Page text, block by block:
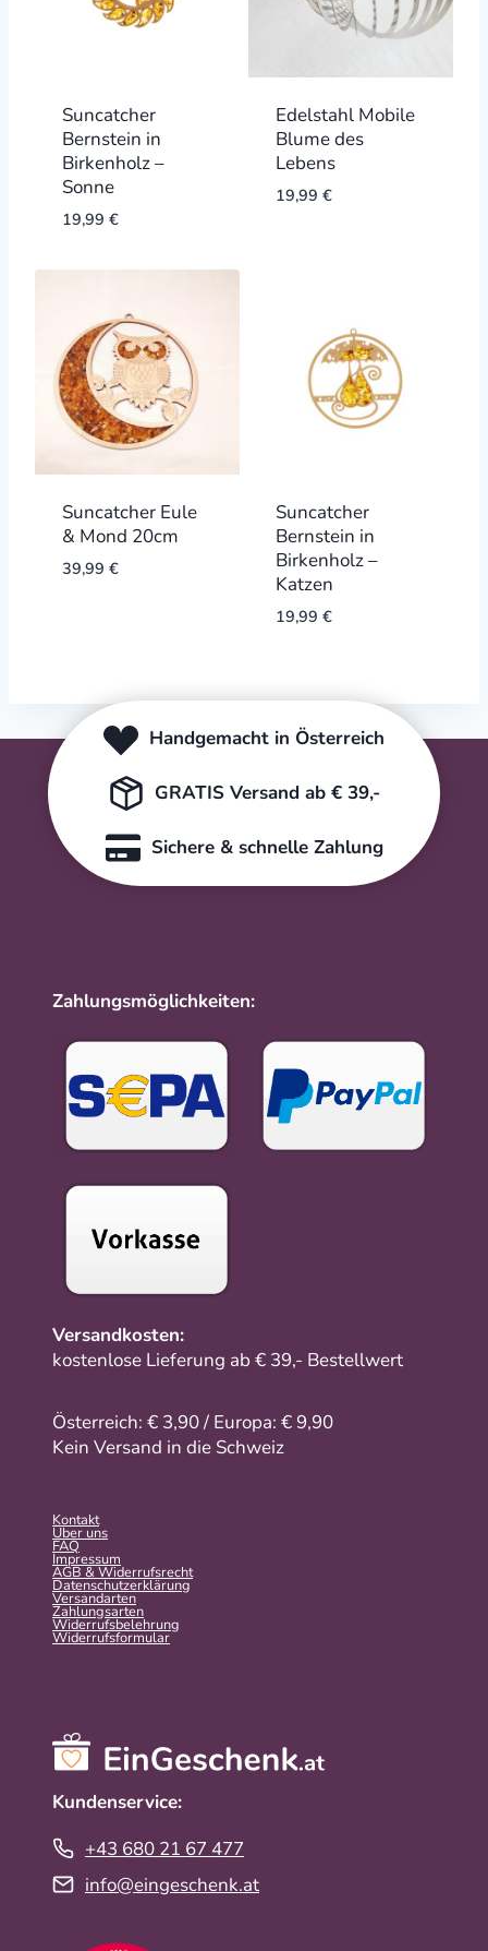
Suncatcher
Bernstein in
Birkenholz –
Sonne
19,99 €
Edelstahl Mobile
Blume des
Lebens
19,99 €
Suncatcher Eule
& Mond 20cm
39,99 €
Suncatcher
Bernstein in
Birkenholz –
Katzen
19,99 €
Handgemacht in Österreich
GRATIS Versand ab € 39,-
Sichere & schnelle Zahlung
Zahlungsmöglichkeiten:
Versandkosten:
kostenlose Lieferung ab € 39,- Bestellwert
Österreich: € 3,90 / Europa: € 9,90
Kein Versand in die Schweiz
Kontakt
Über uns
FAQ
Impressum
AGB & Widerrufsrecht
Datenschutzerklärung
Versandarten
Zahlungsarten
Widerrufsbelehrung
Widerrufs­formular
Kundenservice:
+43 680 21 67 477
info@eingeschenk.at